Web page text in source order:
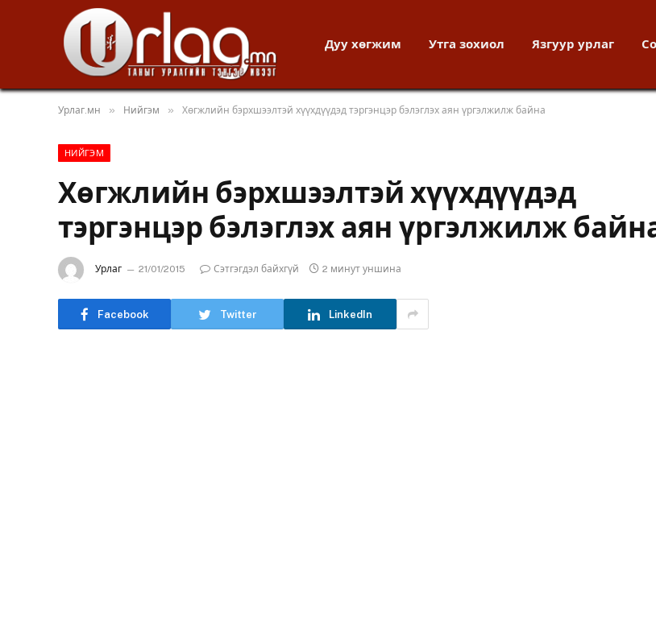
Дуу хөгжим Утга зохиол Язгуур урлаг
Урлаг.мн » Нийгэм » Хөгжлийн бэрхшээлтэй хүүхдүүдэд тэргэнцэр бэлэглэх аян үргэлжилж байна
НИЙГЭМ
Хөгжлийн бэрхшээлтэй хүүхдүүдэд
тэргэнцэр бэлэглэх аян үргэлжилж
Урлаг 21/01/2015 Сэтгэгдэл байхгүй 2 минут уншина
Facebook Twitter LinkedIn